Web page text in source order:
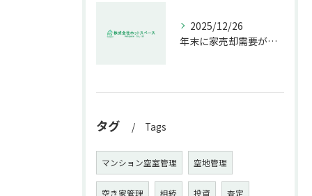
2025/12/26
年末に家売却需要が増す理由解説
タグ Tags
マンション空室管理 空地管理
空き家管理 相続 投資 査定